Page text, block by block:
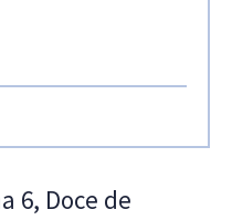
6, Doce de